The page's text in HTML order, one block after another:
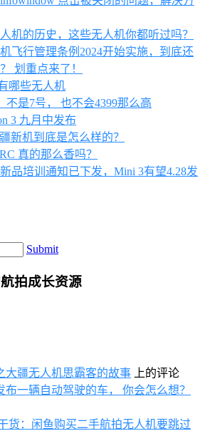
机的历史，这些无人机你都听过吗？
飞行管理条例2024开始实施，到底还
划重点来了！
哪些无人机
不是7号， 也不会4399那么高
3 九月中发布
新机到底是怎么样的？
真的那么香吗？
品培训通知已下发，Mini 3有望4.28发
Submit
拍成长资源
大疆无人机思霸客的故事 上的评论
布一辆自动驾驶的车， 你会怎么想？
货：闲鱼购买二手航拍无人机要跳过